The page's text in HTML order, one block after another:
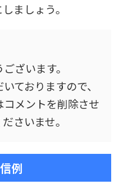
ましょう。
ざいます。
ておりますので、
メントを削除させ
さいませ。
例